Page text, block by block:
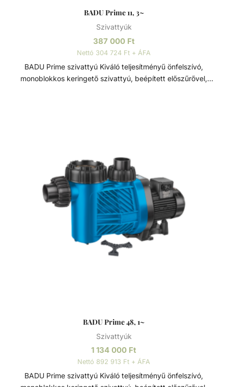
BADU Prime 11, 3~
Szivattyúk
387 000 Ft
Nettó 304 724 Ft + ÁFA
BADU Prime szivattyú Kiváló teljesítményű önfelszívó,
monoblokkos keringető szivattyú, beépített előszűrővel,
BADU Prime 48, 1~
Szivattyúk
1 134 000 Ft
Nettó 892 913 Ft + ÁFA
BADU Prime szivattyú Kiváló teljesítményű önfelszívó,